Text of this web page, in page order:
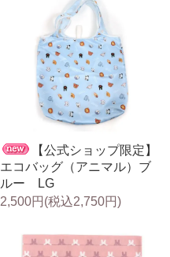
【公式ショップ限定】
エコバッグ（アニマル）ブ
ルー LG
2,500円(税込2,750円)